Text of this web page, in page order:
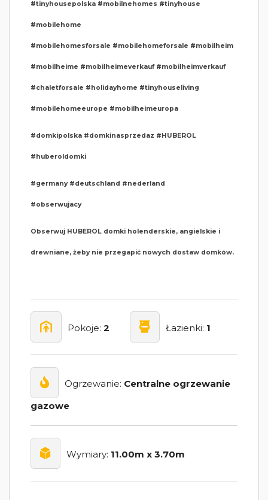
#tinyhousepolska #mobilnehomes #tinyhouse
#mobilehome
#mobilehomesforsale #mobilehomeforsale #mobilheim
#mobilheime #mobilheimeverkauf #mobilheimverkauf
#chaletforsale #holidayhome #tinyhouseliving
#mobilehomeeurope #mobilheimeuropa
#domkipolska #domkinasprzedaz #HUBEROL
#huberoldomki
#germany #deutschland #nederland
#obserwujacy
Obserwuj HUBEROL domki holenderskie, angielskie i
drewniane, żeby nie przegapić nowych dostaw domków.
Pokoje: 2 Łazienki: 1
Ogrzewanie: Centralne ogrzewanie
gazowe
Wymiary: 11.00m x 3.70m